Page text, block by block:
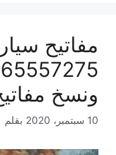
مفاتيح
ونسخ
10 سبتمبر، 2020 بقلم